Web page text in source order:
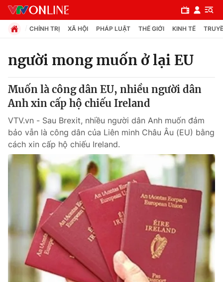
Chuyên mục
Chính trị
Xã hội
Pháp luật
Thế giới
Tin tức
Thế giới đó đây
Câu chuyện quốc tế
Kinh tế
Tài chính
Dữ liệu và đời sống
CHÍNH TRỊ XÃ HỘI PHÁP LUẬT THẾ GIỚI KINH TẾ
người mong muốn ở lại EU
Muốn là công dân EU, nhiều người dân
Anh xin cấp hộ chiếu Ireland
VTV.vn - Sau Brexit, nhiều người dân Anh muốn đảm
bảo vẫn là công dân của Liên minh Châu Âu (EU) bằng
cách xin cấp hộ chiếu Ireland.